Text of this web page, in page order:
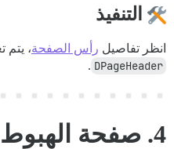
التنفيذ
انظر تفاصيل رأس الصفحة، يتم
DPageHeader
.
4. صفحة الهبوط العامة/للقسم